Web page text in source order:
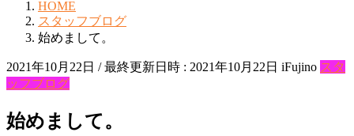
HOME
スタッフブログ
始めまして。
2021年10月22日 / 最終更新日時 : 2021年10月22日 iFujino スタ
ッフブログ
始めまして。